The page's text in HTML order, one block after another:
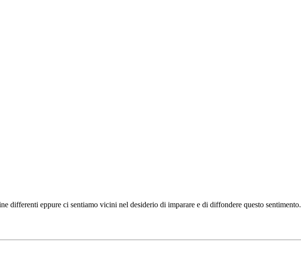
differenti eppure ci sentiamo vicini nel desiderio di imparare e di diffondere questo sentimento.